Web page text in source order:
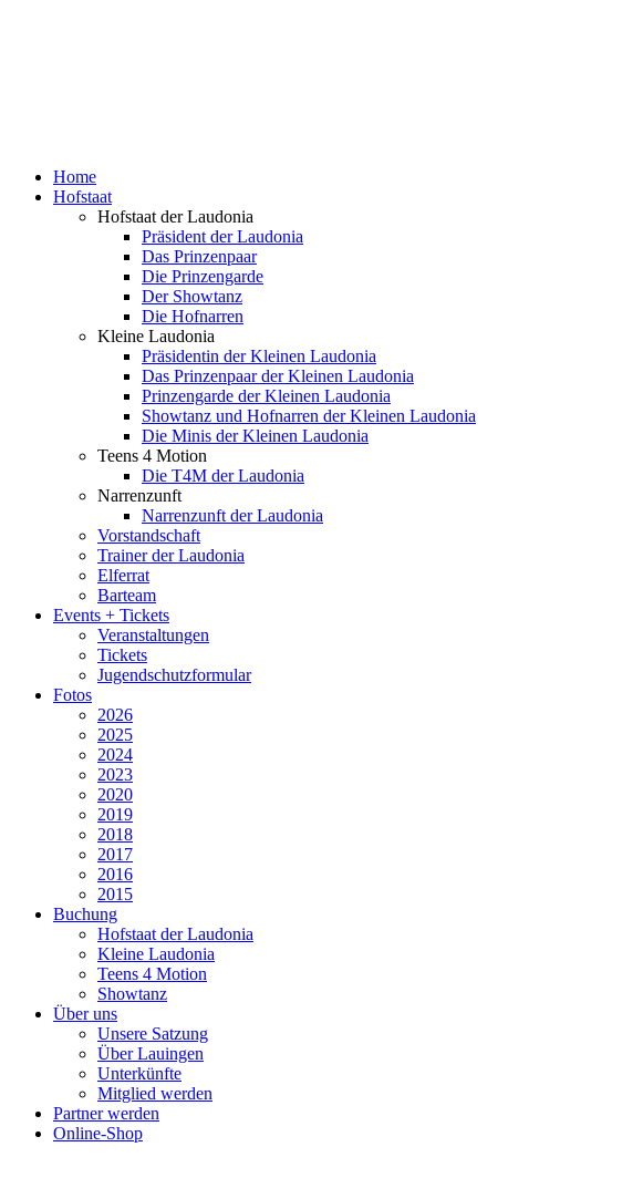
Home
Hofstaat
Hofstaat der Laudonia
Präsident der Laudonia
Das Prinzenpaar
Die Prinzengarde
Der Showtanz
Die Hofnarren
Kleine Laudonia
Präsidentin der Kleinen Laudonia
Das Prinzenpaar der Kleinen Laudonia
Prinzengarde der Kleinen Laudonia
Showtanz und Hofnarren der Kleinen Laudonia
Die Minis der Kleinen Laudonia
Teens 4 Motion
Die T4M der Laudonia
Narrenzunft
Narrenzunft der Laudonia
Vorstandschaft
Trainer der Laudonia
Elferrat
Barteam
Events + Tickets
Veranstaltungen
Tickets
Jugendschutzformular
Fotos
2026
2025
2024
2023
2020
2019
2018
2017
2016
2015
Buchung
Hofstaat der Laudonia
Kleine Laudonia
Teens 4 Motion
Showtanz
Über uns
Unsere Satzung
Über Lauingen
Unterkünfte
Mitglied werden
Partner werden
Online-Shop